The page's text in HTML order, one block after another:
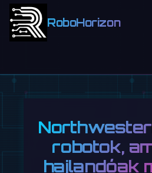
RoboHorizon
robotok,
hajlandóak